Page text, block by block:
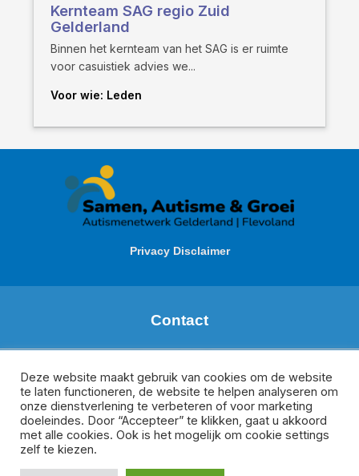
Kernteam SAG regio Zuid
Gelderland
Binnen het kernteam van het SAG is er ruimte
voor casuistiek advies we...
Voor wie: Leden
Privacy Disclaimer
Contact
Regio: Zuid Gelderland
m.deboer@meeplus.nl
Donate van Rijswijk
Regio Veluwe, Oost-Gelderland en Flevoland
Deze website maakt gebruik van cookies om de website
te laten functioneren, de website te helpen analyseren om
onze dienstverlening te verbeteren of voor marketing
doeleindes. Door “Accepteer” te klikken, gaat u akkoord
met alle cookies. Ook is het mogelijk om cookie settings
zelf te kiezen.